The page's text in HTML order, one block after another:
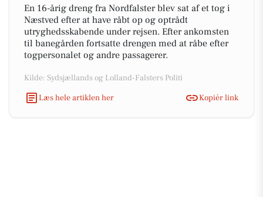
En 16-årig dreng fra Nordfalster blev sat af et tog i
Næstved efter at have råbt op og optrådt
utryghedsskabende under rejsen. Efter ankomsten
til banegården fortsatte drengen med at råbe efter
togpersonalet og andre passagerer.
Kilde: Sydsjællands og Lolland-Falsters Politi
Læs hele artiklen her
Kopiér link